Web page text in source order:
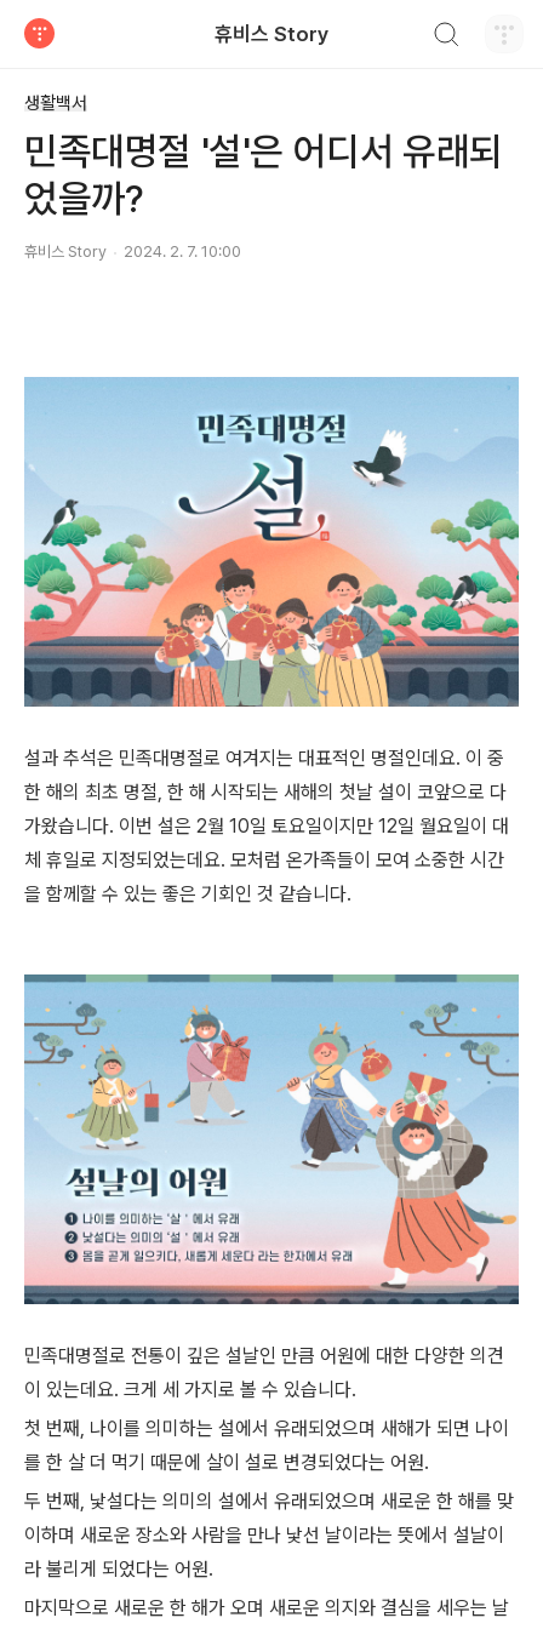
휴비스 Story
생활백서
민족대명절 '설'은 어디서 유래되
었을까?
휴비스 Story 2024. 2. 7. 10:00
설과 추석은 민족대명절로 여겨지는 대표적인 명절인데요. 이 중
한 해의 최초 명절, 한 해 시작되는 새해의 첫날 설이 코앞으로 다
가왔습니다. 이번 설은 2월 10일 토요일이지만 12일 월요일이 대
체 휴일로 지정되었는데요. 모처럼 온가족들이 모여 소중한 시간
을 함께할 수 있는 좋은 기회인 것 같습니다.
민족대명절로 전통이 깊은 설날인 만큼 어원에 대한 다양한 의견
이 있는데요. 크게 세 가지로 볼 수 있습니다.
첫 번째, 나이를 의미하는 설에서 유래되었으며 새해가 되면 나이
를 한 살 더 먹기 때문에 살이 설로 변경되었다는 어원.
두 번째, 낯설다는 의미의 설에서 유래되었으며 새로운 한 해를 맞
이하며 새로운 장소와 사람을 만나 낯선 날이라는 뜻에서 설날이
라 불리게 되었다는 어원.
마지막으로 새로운 한 해가 오며 새로운 의지와 결심을 세우는 날